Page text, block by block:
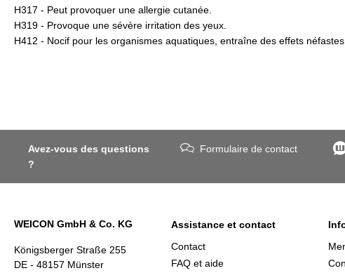
H317 - Peut provoquer une allergie cutanée.
H319 - Provoque une sévère irritation des yeux.
H412 - Nocif pour les organismes aquatiques, entraîne des effets
Avez-vous des questions
?
Formulaire de contact
WEICON GmbH & Co. KG
Königsberger Straße 255
DE - 48157 Münster
Assistance et contact
Contact
FAQ et aide